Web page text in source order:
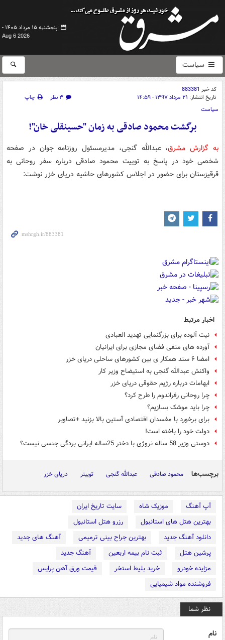
پنجشنبه ۱۵ مرداد ۱۴۰۵ -
Aug 6 2026
سیاست
کد خبر 883381
تاریخ انتشار: ۲۱ مرداد ۱۳۹۷ - ۱۴:۵۹ ۳ نظر
چاپ
سیاست
برگشت محمود صادقی به زمان "حسینقلی خان"!
به گزارش مشرق، عبدالله گنجی، مدیرمسئول روزنامه جوان در صفحه
شخصی خود در پاسخ به توییت محمود صادقی درباره سفر روحانی به
قرقیزستان برای حضور در اجلاس کشورهای حاشیه دریای خزر نوشت:
اخبار مرتبط
نیت آلوده برای بزرگنمایی تهدید العبادی
آورده های منفی فضای مجازی برای ایرانیان
امضا ۶ سند همکار ی بین کشورهای ساحلی دریای خزر
واکنش عبدالله گنجی به استیضاح وزیر کار
ابهامات درباره رژیم حقوقی دریای خزر
چرا روحانی رفراندوم را طرح کرد؟
چرا باید موشک بسازیم؟
برای برخورد با مفسدان اقتصادی آستین بالا بزنید +تصاویر
دولت خود را باخته است!
دوستی وزیر 58 ساله نروژی با دختر 25ساله ایرانی بردگی جنسی نیست؟
برچسب‌ها محمود صادقی عبدالله گنجی توییتر دریای خزر
آپ آهنگ موزیک شاه
سایت تاریخ ایران
بهترین هتل های استانبول
رزرو هتل استانبول
دانلود آهنگ جدید
بهترین جراح بینی ترمیمی
آهنگ های جدید
پرشین هتل
ثبت نام بیمه اربعین
آهنگ جدید
مزایده خودرو
خرید بلیط استخر
قیمت ورق آهن پرایس
فروشنده مواد شیمیایی
نظر شما
نام